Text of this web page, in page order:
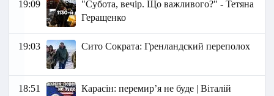
19:09
"Субота, вечір. Що важливого?" - Тетяна
Геращенко
19:03 Сито Сократа: Гренландский переполох
18:51
Карасін: перемирʼя не буде | Віталій